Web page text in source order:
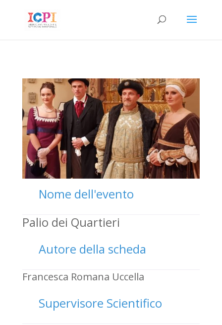
Nome dell'evento
Palio dei Quartieri
Autore della scheda
Francesca Romana Uccella
Supervisore Scientifico